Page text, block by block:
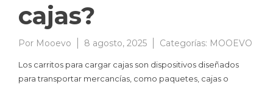
cajas?
Por Mooevo 8 agosto, 2025 Categorías: MOOEVO
Los carritos para cargar cajas son dispositivos diseñados
para transportar mercancías, como paquetes, cajas o